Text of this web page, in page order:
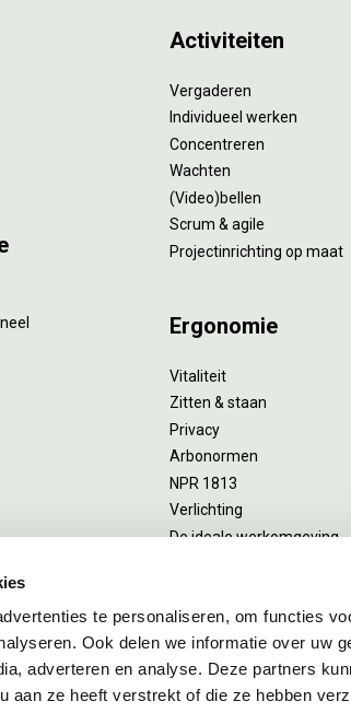
te personaliseren, om functies
Ook delen we informatie over uw
adverteren en analyse. Deze partners
aan ze heeft verstrekt of die ze hebben
Activiteiten
Vergaderen
Individueel werken
Concentreren
Wachten
(Video)bellen
Scrum & agile
Projectinrichting op maat
Ergonomie
Vitaliteit
Zitten & staan
Privacy
Arbonormen
NPR 1813
Verlichting
De ideale werkomgeving